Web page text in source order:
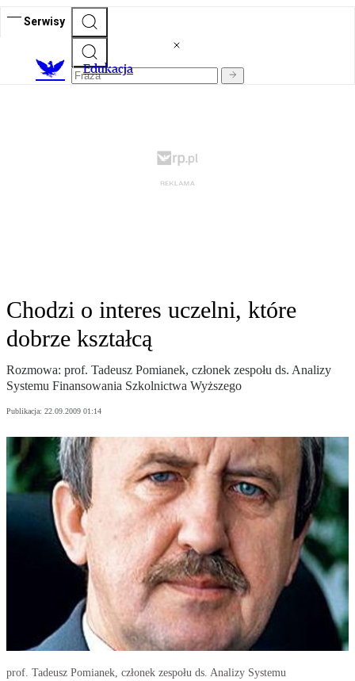
Serwisy
Edukacja
Chodzi o interes uczelni, które
dobrze kształcą
Rozmowa: prof. Tadeusz Pomianek, członek zespołu ds. Analizy
Systemu Finansowania Szkolnictwa Wyższego
Publikacja: 22.09.2009 01:14
prof. Tadeusz Pomianek, członek zespołu ds. Analizy Systemu